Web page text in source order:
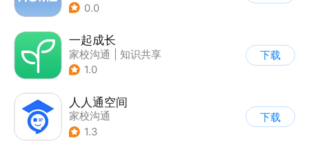
0.0
一起成长
家校沟通
知识共享
| 育儿社区
1.0
下载
人人通空间
家校沟通
1.3
下载